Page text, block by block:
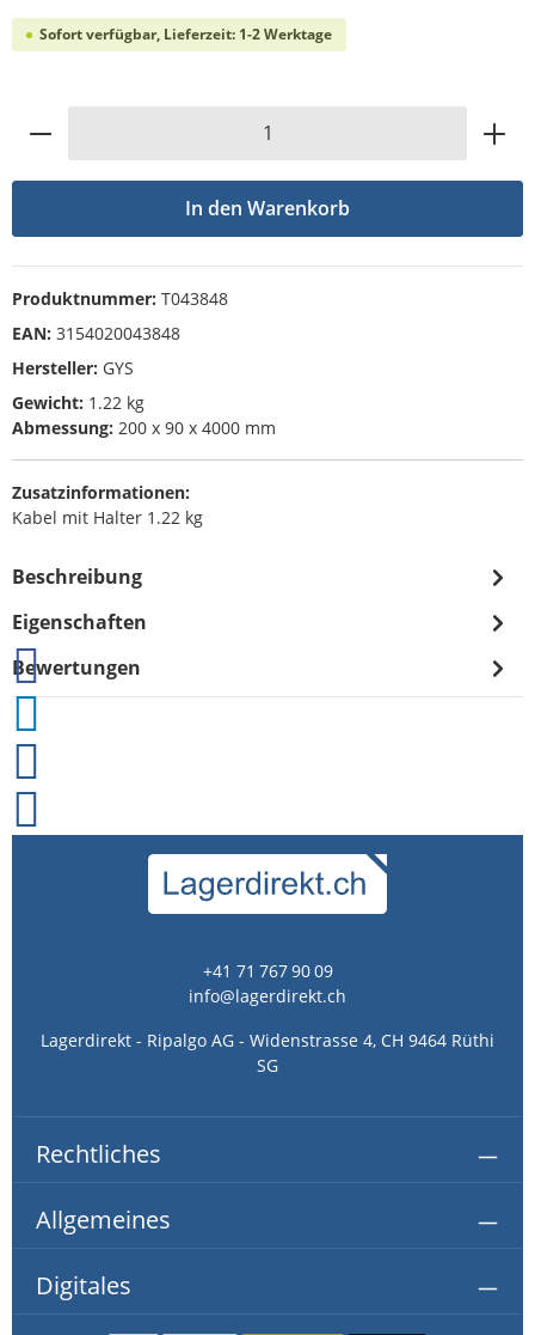
Sofort verfügbar, Lieferzeit: 1-2 Werktage
Produkt Anzahl: Gib den gewünschten
In den Warenkorb
Produktnummer: T043848
EAN: 3154020043848
Hersteller: GYS
Gewicht: 1.22 kg
Abmessung: 200 x 90 x 4000 mm
Zusatzinformationen:
Kabel mit Halter 1.22 kg
Beschreibung
Eigenschaften
Bewertungen
+41 71 767 90 09
info@lagerdirekt.ch
Lagerdirekt - Ripalgo AG - Widenstrasse 4, CH 9464 Rüthi
SG
Rechtliches
Allgemeines
Digitales